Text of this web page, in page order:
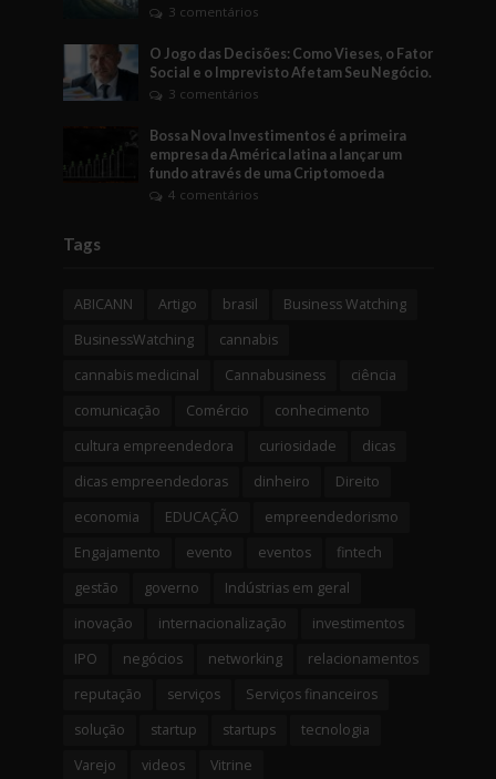
3 comentários
O Jogo das Decisões: Como Vieses, o Fator
Social e o Imprevisto Afetam Seu Negócio.
3 comentários
Bossa Nova Investimentos é a primeira
empresa da América latina a lançar um
fundo através de uma Criptomoeda
4 comentários
Tags
ABICANN Artigo brasil
Business Watching
BusinessWatching
cannabis
cannabis medicinal
Cannabusiness
ciência
comunicação
Comércio
conhecimento
cultura empreendedora
curiosidade
dicas
dicas empreendedoras
dinheiro
Direito
economia
EDUCAÇÃO
empreendedorismo
Engajamento
evento eventos
fintech
gestão
governo
Indústrias em geral
inovação
internacionalização
investimentos
IPO
negócios networking
relacionamentos
reputação
serviços
Serviços financeiros
solução
startup startups
tecnologia
Varejo
videos Vitrine